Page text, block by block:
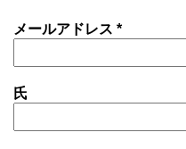
メールアドレス *
氏